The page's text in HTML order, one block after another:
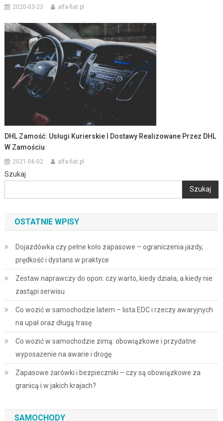
2020-03-23 alfa-fiat.pl
DHL Zamość: Usługi Kurierskie I Dostawy Realizowane Przez DHL
W Zamościu
2021-06-02 alfa-fiat.pl
Szukaj
Szukaj
OSTATNIE WPISY
Dojazdówka czy pełne koło zapasowe – ograniczenia jazdy,
prędkość i dystans w praktyce
Zestaw naprawczy do opon: czy warto, kiedy działa, a kiedy nie
zastąpi serwisu
Co wozić w samochodzie latem – lista EDC i rzeczy awaryjnych
na upał oraz długą trasę
Co wozić w samochodzie zimą: obowiązkowe i przydatne
wyposażenie na awarie i drogę
Zapasowe żarówki i bezpieczniki – czy są obowiązkowe za
granicą i w jakich krajach?
SAMOCHODY